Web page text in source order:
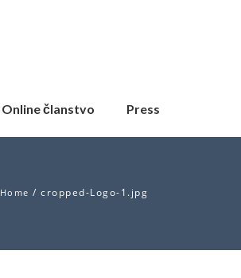
Online članstvo Press
Home / cropped-Logo-1.jpg